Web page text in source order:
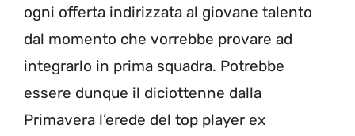
ogni offerta indirizzata al giovane talento
dal momento che vorrebbe provare ad
integrarlo in prima squadra. Potrebbe
essere dunque il diciottenne dalla
Primavera l’erede del top player ex